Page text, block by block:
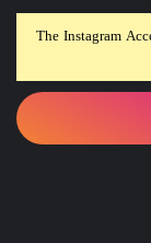
The Instagram